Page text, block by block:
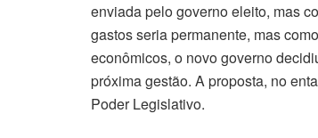
enviada pelo governo eleito, mas
gastos seria permanente, mas
econômicos, o novo governo
próxima gestão. A proposta, no
Poder Legislativo.